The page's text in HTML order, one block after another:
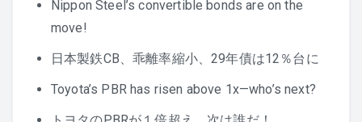
Nippon Steel’s convertible bonds are on the
move!
日本製鉄CB、乖離率縮小、29年債は12％台に
Toyota’s PBR has risen above 1x—who’s next?